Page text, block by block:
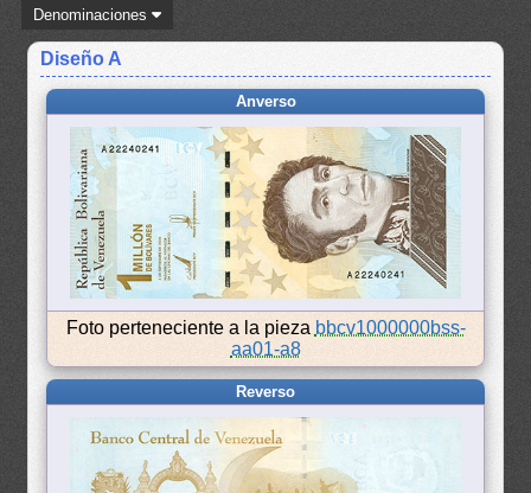
Denominaciones
Diseño A
Anverso
Foto perteneciente a la pieza bbcv1000000bss-
aa01-a8
Reverso